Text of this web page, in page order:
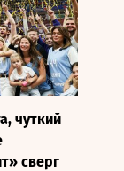
чуткий
сверг